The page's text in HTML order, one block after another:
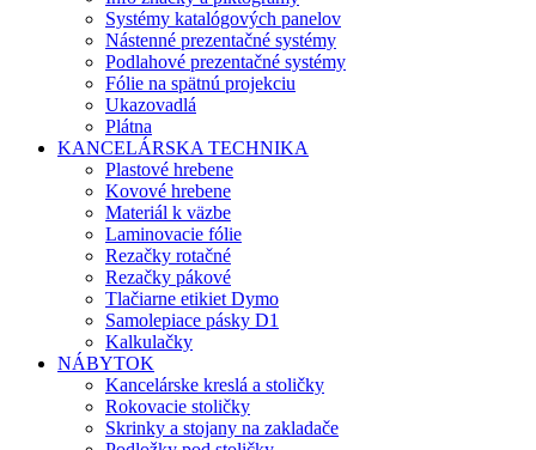
Systémy katalógových panelov
Nástenné prezentačné systémy
Podlahové prezentačné systémy
Fólie na spätnú projekciu
Ukazovadlá
Plátna
KANCELÁRSKA TECHNIKA
Plastové hrebene
Kovové hrebene
Materiál k väzbe
Laminovacie fólie
Rezačky rotačné
Rezačky pákové
Tlačiarne etikiet Dymo
Samolepiace pásky D1
Kalkulačky
NÁBYTOK
Kancelárske kreslá a stoličky
Rokovacie stoličky
Skrinky a stojany na zakladače